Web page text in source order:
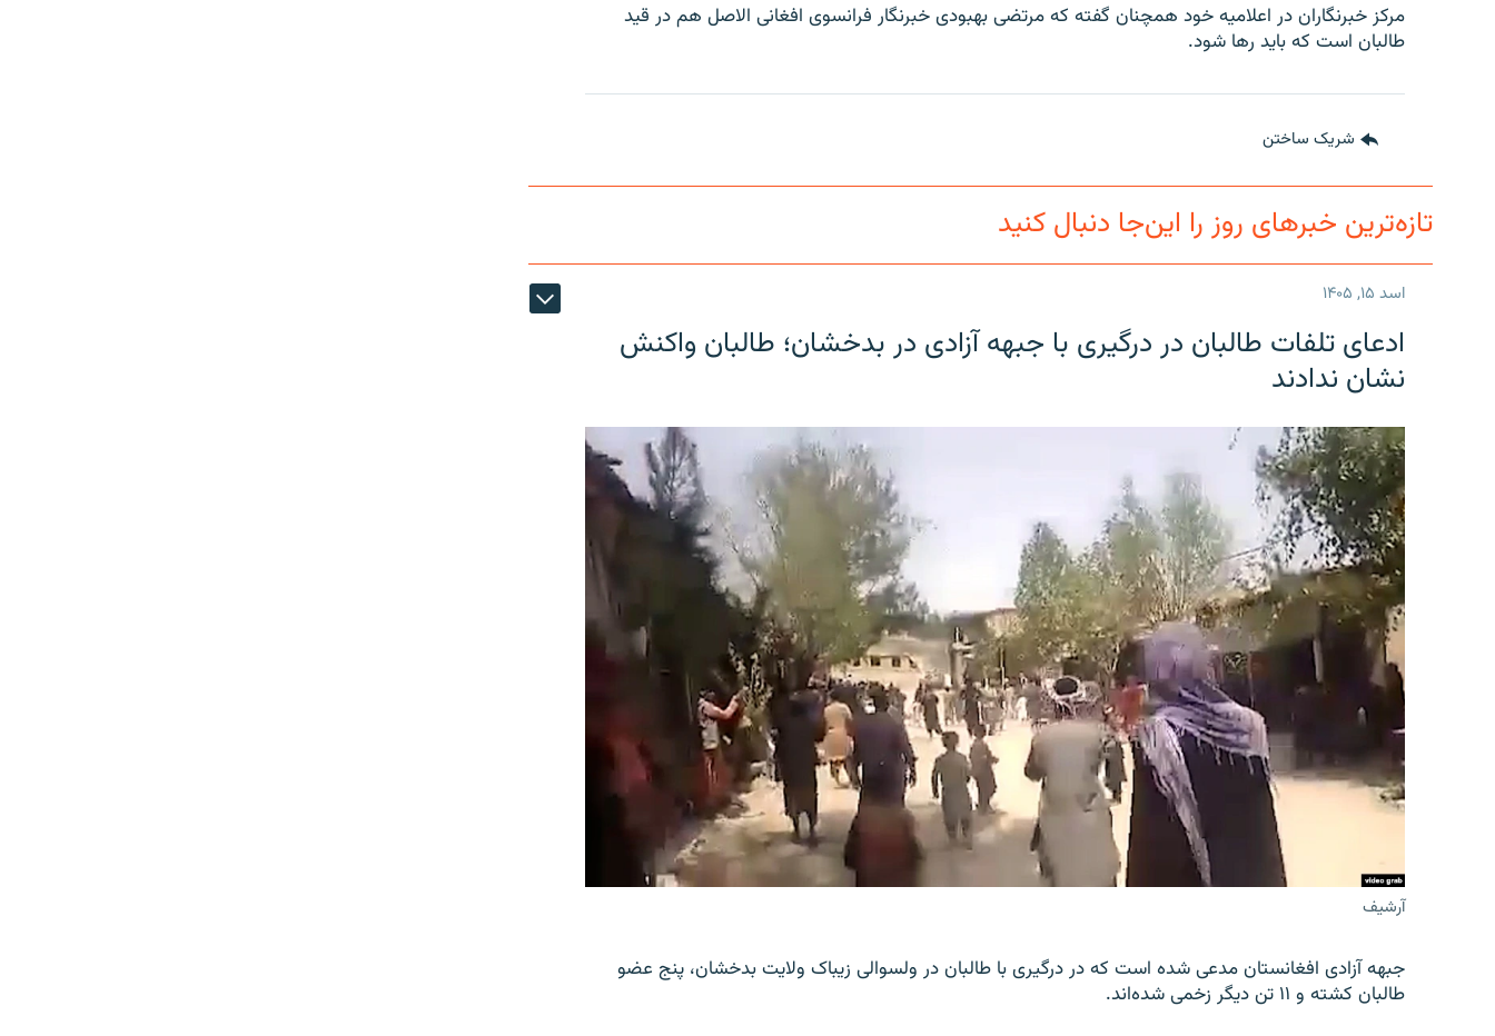
مرکز خبرنگاران در اعلامیه خود همچنان گفته که مرتضی بهبودی خبرنگار فرانسوی افغانی الاصل هم در قید
طالبان است که باید رها شود.
شریک ساختن
تازه‌ترین خبرهای روز را این‌جا دنبال کنید
اسد ۱۵, ۱۴۰۵
ادعای تلفات طالبان در درگیری با جبهه آزادی در بدخشان؛ طالبان واکنش
نشان ندادند
آرشیف
جبهه آزادی افغانستان مدعی شده است که در درگیری با طالبان در ولسوالی زیباک ولایت بدخشان، پنج عضو
طالبان کشته و ۱۱ تن دیگر زخمی شده‌اند.